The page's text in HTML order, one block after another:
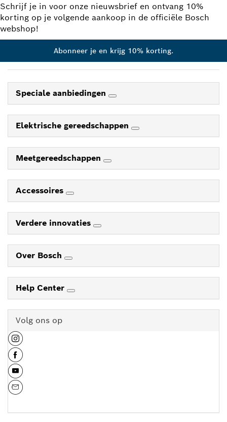
Schrijf je in voor onze nieuwsbrief en ontvang 10%
korting op je volgende aankoop in de officiële Bosch
webshop!
Abonneer je en krijg 10% korting.
Speciale aanbiedingen
Elektrische gereedschappen
Meetgereedschappen
Accessoires
Verdere innovaties
Over Bosch
Help Center
Volg ons op